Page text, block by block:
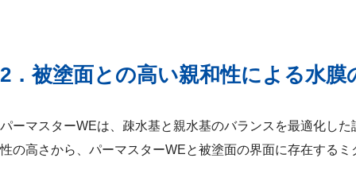
2．被塗面との高い親和性による水膜
パーマスターWEは、疎水基と親水基のバランスを最適化し
性の高さから、パーマスターWEと被塗面の界面に存在するミ